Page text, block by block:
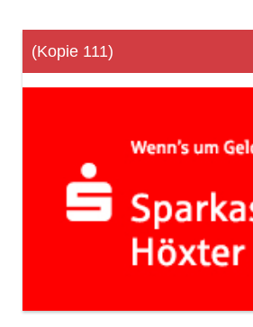
(Kopie 111)